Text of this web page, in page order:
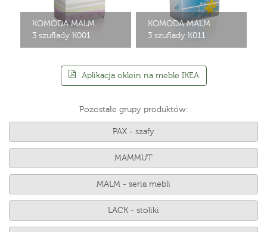
KOMODA MALM
3 szuflady K001
KOMODA MALM
3 szuflady K011
Aplikacja oklein na meble IKEA
Pozostałe grupy produktów:
PAX - szafy
MAMMUT
MALM - seria mebli
LACK - stoliki